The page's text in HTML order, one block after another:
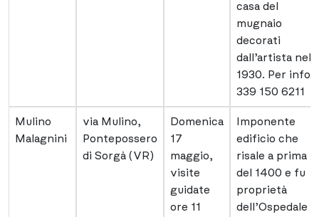
casa del
mugnaio
decorati
dall’artista nel
1930. Per info
339 150 6211
Mulino
Malagnini
via Mulino,
Pontepossero
di Sorgà (VR)
Domenica
17
maggio,
visite
guidate
ore 11
Imponente
edificio che
risale a prima
del 1400 e fu
proprietà
dell’Ospedale